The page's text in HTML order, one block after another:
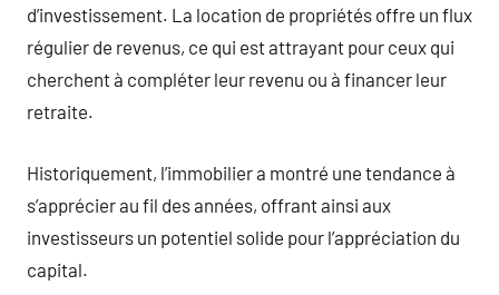
d’investissement. La location de propriétés offre un flux
régulier de revenus, ce qui est attrayant pour ceux qui
cherchent à compléter leur revenu ou à financer leur
retraite.
Historiquement, l’immobilier a montré une tendance à
s’apprécier au fil des années, offrant ainsi aux
investisseurs un potentiel solide pour l’appréciation du
capital.